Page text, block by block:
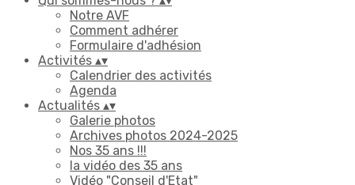
Notre AVF
Comment adhérer
Formulaire d'adhésion
Activités ▴▾
Calendrier des activités
Agenda
Actualités ▴▾
Galerie photos
Archives photos 2024-2025
Nos 35 ans !!!
la vidéo des 35 ans
Vidéo "Conseil d'Etat"